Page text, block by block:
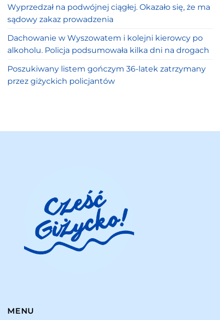
Wyprzedzał na podwójnej ciągłej. Okazało się, że ma
sądowy zakaz prowadzenia
Dachowanie w Wyszowatem i kolejni kierowcy po
alkoholu. Policja podsumowała kilka dni na drogach
Poszukiwany listem gończym 36-latek zatrzymany
przez giżyckich policjantów
MENU